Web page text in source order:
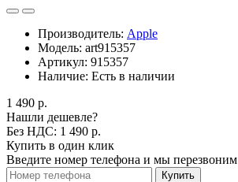
Производитель: Apple
Модель: art915357
Артикул: 915357
Наличие: Есть в наличии
1 490 р.
Нашли дешевле?
Без НДС: 1 490 р.
Купить в один клик
Введите номер телефона и мы перезвоним
Купить